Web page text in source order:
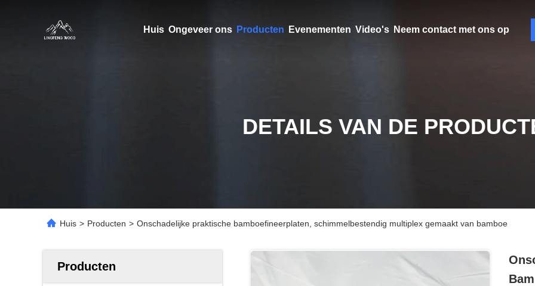
Huis Ongeveer ons Producten Evenementen Video's Neem contact met ons op
DETAILS VAN DE
Huis > Producten > Onschadelijke praktische bamboefineerplaten, schimmelbestendig multiplex gemaakt van bamboe
Producten